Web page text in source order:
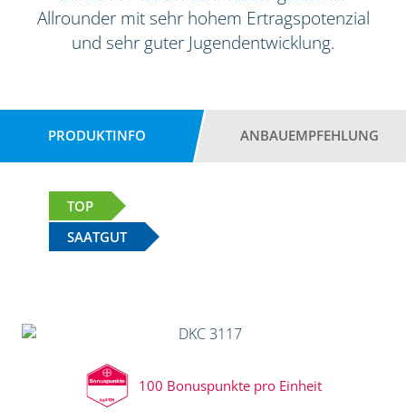
Allrounder mit sehr hohem Ertragspotenzial
und sehr guter Jugendentwicklung.
PRODUKTINFO ANBAUEMPFEHLUNG
TOP
SAATGUT
100 Bonuspunkte pro Einheit